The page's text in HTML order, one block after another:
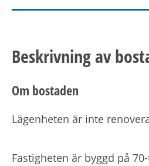
Beskrivning av
Om bostaden
Lägenheten är inte
Fastigheten är byggd på